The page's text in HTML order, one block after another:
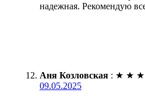
надежная. Рекомендую
Аня Козловская : ★ ★ ★
09.05.2025